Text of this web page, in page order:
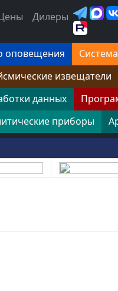
Дилеры
оповещения
извещатели
данных
приборы